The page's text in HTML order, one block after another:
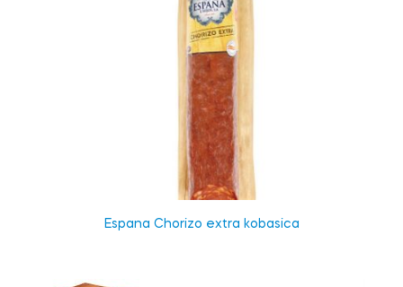
Espana Chorizo extra kobasica